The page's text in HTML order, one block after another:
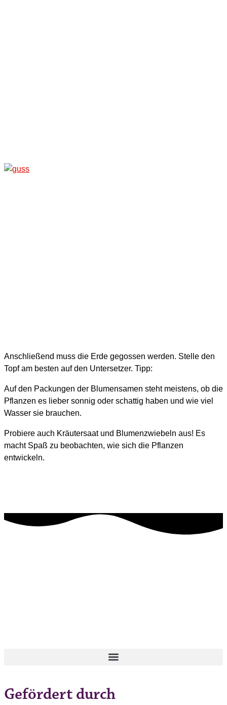
Anschließend muss die Erde gegossen werden. Stelle den
Topf am besten auf den Untersetzer. Tipp:
Auf den Packungen der Blumensamen steht meistens, ob die
Pflanzen es lieber sonnig oder schattig haben und wie viel
Wasser sie brauchen.
Probiere auch Kräutersaat und Blumenzwiebeln aus! Es
macht Spaß zu beobachten, wie sich die Pflanzen
entwickeln.
Gefördert durch